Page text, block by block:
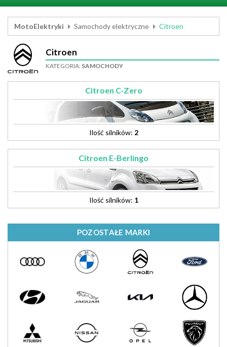
MotoElektryki Samochody elektryczne Citroen
Citroen
KATEGORIA: SAMOCHODY
Citroen C-Zero
Ilość silników: 2
Citroen E-Berlingo
Ilość silników: 1
POZOSTAŁE MARKI